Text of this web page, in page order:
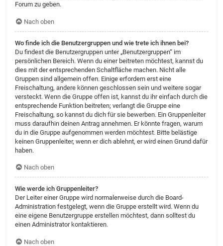
Forum zu geben.
Nach oben
Wo finde ich die Benutzergruppen und wie trete ich ihnen bei?
Du findest die Benutzergruppen unter „Benutzergruppen“ im
persönlichen Bereich. Wenn du einer beitreten möchtest, kannst du
dies mit der entsprechenden Schaltfläche machen. Nicht alle
Gruppen sind allgemein offen. Einige erfordern erst eine
Freischaltung, andere können geschlossen sein und weitere sogar
versteckt. Wenn die Gruppe offen ist, kannst du ihr einfach durch die
entsprechende Funktion beitreten; verlangt die Gruppe eine
Freischaltung, so kannst du dich für sie bewerben. Ein Gruppenleiter
muss daraufhin deinen Antrag annehmen. Er könnte fragen, warum
du in die Gruppe aufgenommen werden möchtest. Bitte belästige
keinen Gruppenleiter, wenn er dich ablehnt, er wird einen Grund dafür
haben.
Nach oben
Wie werde ich Gruppenleiter?
Der Leiter einer Gruppe wird normalerweise durch die Board-
Administration festgelegt, wenn die Gruppe erstellt wird. Wenn du
eine eigene Benutzergruppe erstellen möchtest, dann solltest du
einen Administrator kontaktieren.
Nach oben